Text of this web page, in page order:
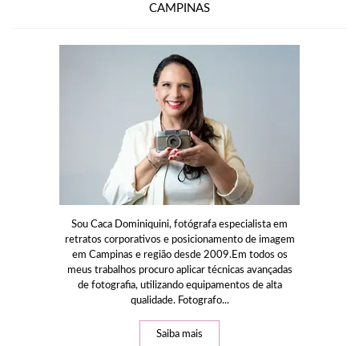
CAMPINAS
Sou Caca Dominiquini, fotógrafa especialista em
retratos corporativos e posicionamento de imagem
em Campinas e região desde 2009.Em todos os
meus trabalhos procuro aplicar técnicas avançadas
de fotografia, utilizando equipamentos de alta
qualidade. Fotografo...
Saiba mais